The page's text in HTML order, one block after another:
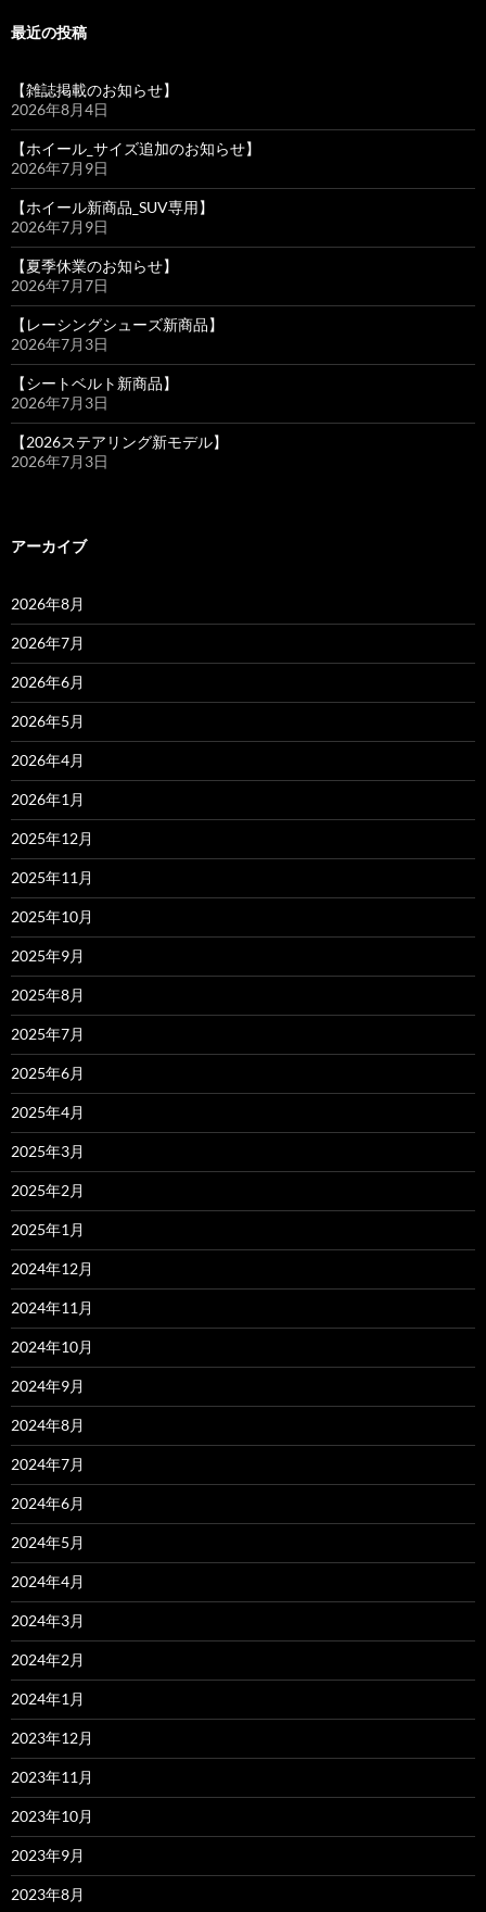
最近の投稿
【雑誌掲載のお知らせ】
2026年8月4日
【ホイール_サイズ追加のお知らせ】
2026年7月9日
【ホイール新商品_SUV専用】
2026年7月9日
【夏季休業のお知らせ】
2026年7月7日
【レーシングシューズ新商品】
2026年7月3日
【シートベルト新商品】
2026年7月3日
【2026ステアリング新モデル】
2026年7月3日
アーカイブ
2026年8月
2026年7月
2026年6月
2026年5月
2026年4月
2026年1月
2025年12月
2025年11月
2025年10月
2025年9月
2025年8月
2025年7月
2025年6月
2025年4月
2025年3月
2025年2月
2025年1月
2024年12月
2024年11月
2024年10月
2024年9月
2024年8月
2024年7月
2024年6月
2024年5月
2024年4月
2024年3月
2024年2月
2024年1月
2023年12月
2023年11月
2023年10月
2023年9月
2023年8月